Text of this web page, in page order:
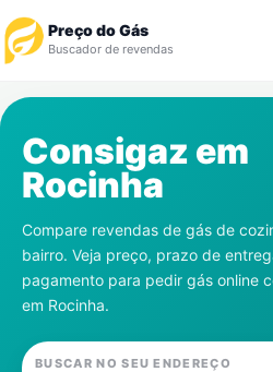
Preço do Gás
Buscador de revendas
Revendedor
Notícias
Cadastre-se
Gás
Consigaz em
Rocinha
Compare revendas de gás de
bairro. Veja preço, prazo de
pagamento para pedir gás online
em Rocinha.
BUSCAR NO SEU ENDEREÇO